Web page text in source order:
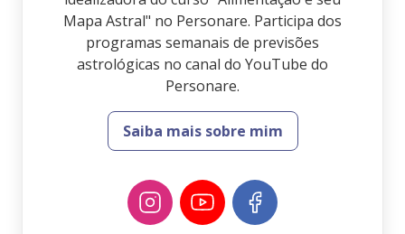
Mapa Astral" no Personare. Participa dos
programas semanais de previsões
astrológicas no canal do YouTube do
Personare.
Saiba mais sobre mim